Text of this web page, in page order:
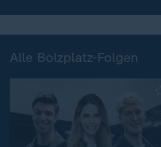
Alle Bolzplatz-Folgen